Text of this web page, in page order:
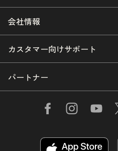
会社情報
カスタマー向けサポート
パートナー